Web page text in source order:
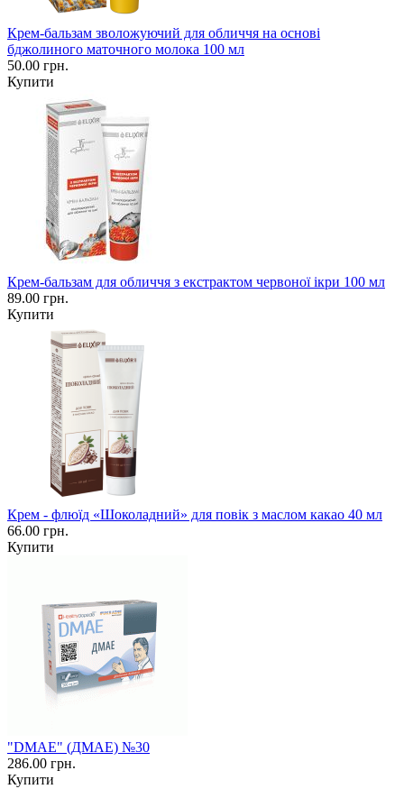
Крем-бальзам зволожуючий для обличчя на основі
бджолиного маточного молока 100 мл
50.00 грн.
Купити
Крем-бальзам для обличчя з екстрактом червоної ікри 100 мл
89.00 грн.
Купити
Крем - флюїд «Шоколадний» для повік з маслом какао 40 мл
66.00 грн.
Купити
"DMAE" (ДМАЕ) №30
286.00 грн.
Купити